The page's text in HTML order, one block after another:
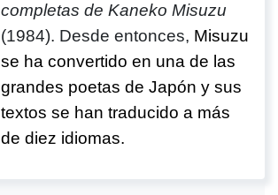
completas de Kaneko Misuzu
(1984). Desde entonces, Misuzu
se ha convertido en una de las
grandes poetas de Japón y sus
textos se han traducido a más
de diez idiomas.